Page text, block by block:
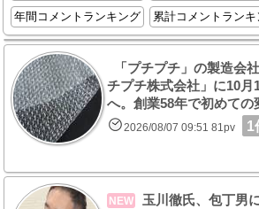
年間コメントランキング
累計コメントランキ
「プチプチ」の製造会
チプチ株式会社」に10月
へ。創業58年で初めての
2026/08/07 09:51 81pv 1
NEW
玉川徹氏、包丁男